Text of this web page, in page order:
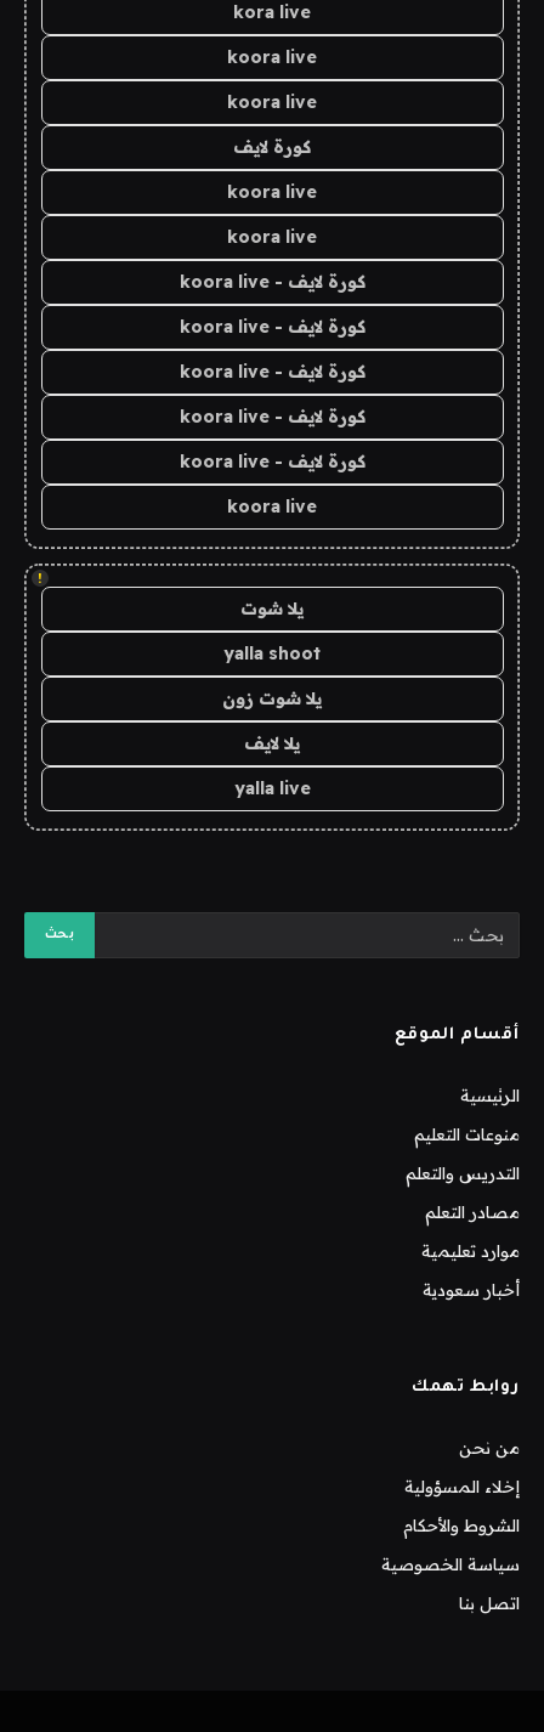
kora live
koora live
koora live
كورة لايف
koora live
koora live
كورة لايف - koora live
كورة لايف - koora live
كورة لايف - koora live
كورة لايف - koora live
كورة لايف - koora live
koora live
!
يلا شوت
yalla shoot
يلا شوت زون
يلا لايف
yalla live
أقسام الموقع
الرئيسية
منوعات التعليم
التدريس والتعلم
مصادر التعلم
موارد تعليمية
أخبار سعودية
روابط تهمك
من نحن
إخلاء المسؤولية
الشروط والأحكام
سياسة الخصوصية
اتصل بنا